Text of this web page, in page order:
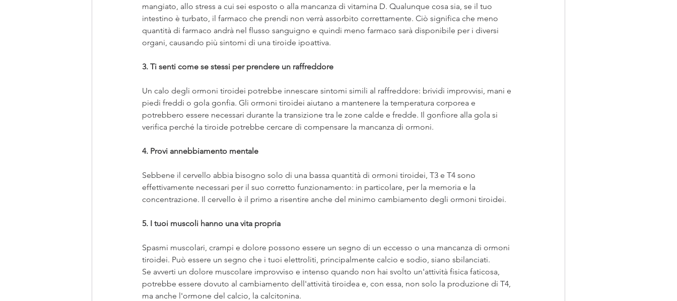
mangiato, allo stress a cui sei esposto o alla mancanza di vitamina D. Qualunque cosa sia, se il tuo
intestino è turbato, il farmaco che prendi non verrà assorbito correttamente. Ciò significa che meno
quantità di farmaco andrà nel flusso sanguigno e quindi meno farmaco sarà disponibile per i diversi
organi, causando più sintomi di una tiroide ipoattiva.
3. Ti senti come se stessi per prendere un raffreddore
Un calo degli ormoni tiroidei potrebbe innescare sintomi simili al raffreddore: brividi improvvisi, mani e
piedi freddi o gola gonfia. Gli ormoni tiroidei aiutano a mantenere la temperatura corporea e
potrebbero essere necessari durante la transizione tra le zone calde e fredde. Il gonfiore alla gola si
verifica perché la tiroide potrebbe cercare di compensare la mancanza di ormoni.
4. Provi annebbiamento mentale
Sebbene il cervello abbia bisogno solo di una bassa quantità di ormoni tiroidei, T3 e T4 sono
effettivamente necessari per il suo corretto funzionamento: in particolare, per la memoria e la
concentrazione. Il cervello è il primo a risentire anche del minimo cambiamento degli ormoni tiroidei.
5. I tuoi muscoli hanno una vita propria
Spasmi muscolari, crampi e dolore possono essere un segno di un eccesso o una mancanza di ormoni
tiroidei. Può essere un segno che i tuoi elettroliti, principalmente calcio e sodio, siano sbilanciati.
Se avverti un dolore muscolare improvviso e intenso quando non hai svolto un'attività fisica faticosa,
potrebbe essere dovuto al cambiamento dell'attività tiroidea e, con essa, non solo la produzione di T4,
ma anche l'ormone del calcio, la calcitonina.